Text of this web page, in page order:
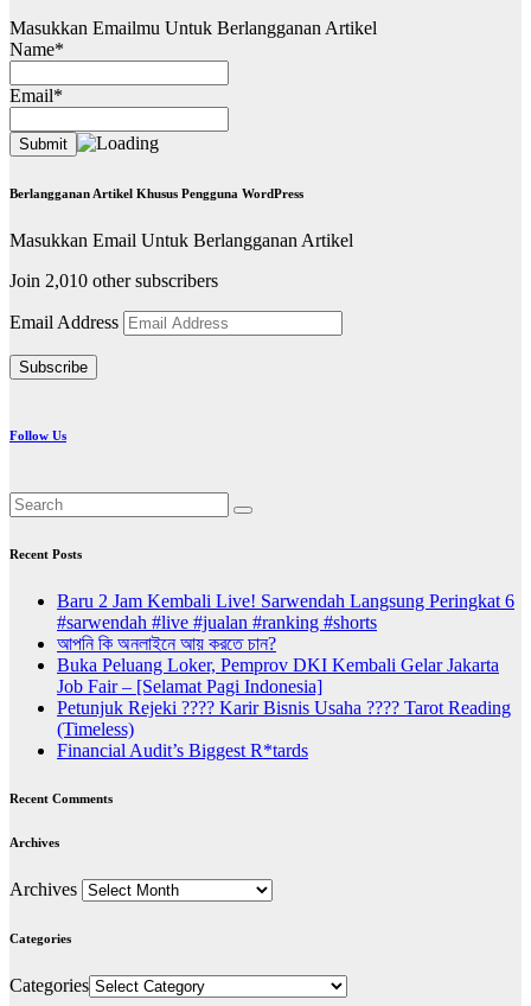
Masukkan Emailmu Untuk Berlangganan Artikel
Name*
Email*
Berlangganan Artikel Khusus Pengguna WordPress
Masukkan Email Untuk Berlangganan Artikel
Join 2,010 other subscribers
Email Address
Subscribe
Follow Us
Recent Posts
Baru 2 Jam Kembali Live! Sarwendah Langsung Peringkat 6
#sarwendah #live #jualan #ranking #shorts
আপনি কি অনলাইনে আয় করতে চান?
Buka Peluang Loker, Pemprov DKI Kembali Gelar Jakarta
Job Fair – [Selamat Pagi Indonesia]
Petunjuk Rejeki ???? Karir Bisnis Usaha ???? Tarot Reading
(Timeless)
Financial Audit’s Biggest R*tards
Recent Comments
Archives
Archives
Categories
Categories